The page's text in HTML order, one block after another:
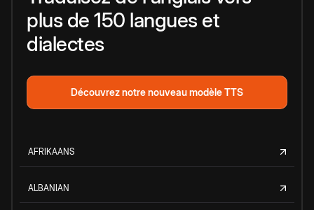
plus de 150 langues et
dialectes
Découvrez notre nouveau modèle TTS
AFRIKAANS
ALBANIAN